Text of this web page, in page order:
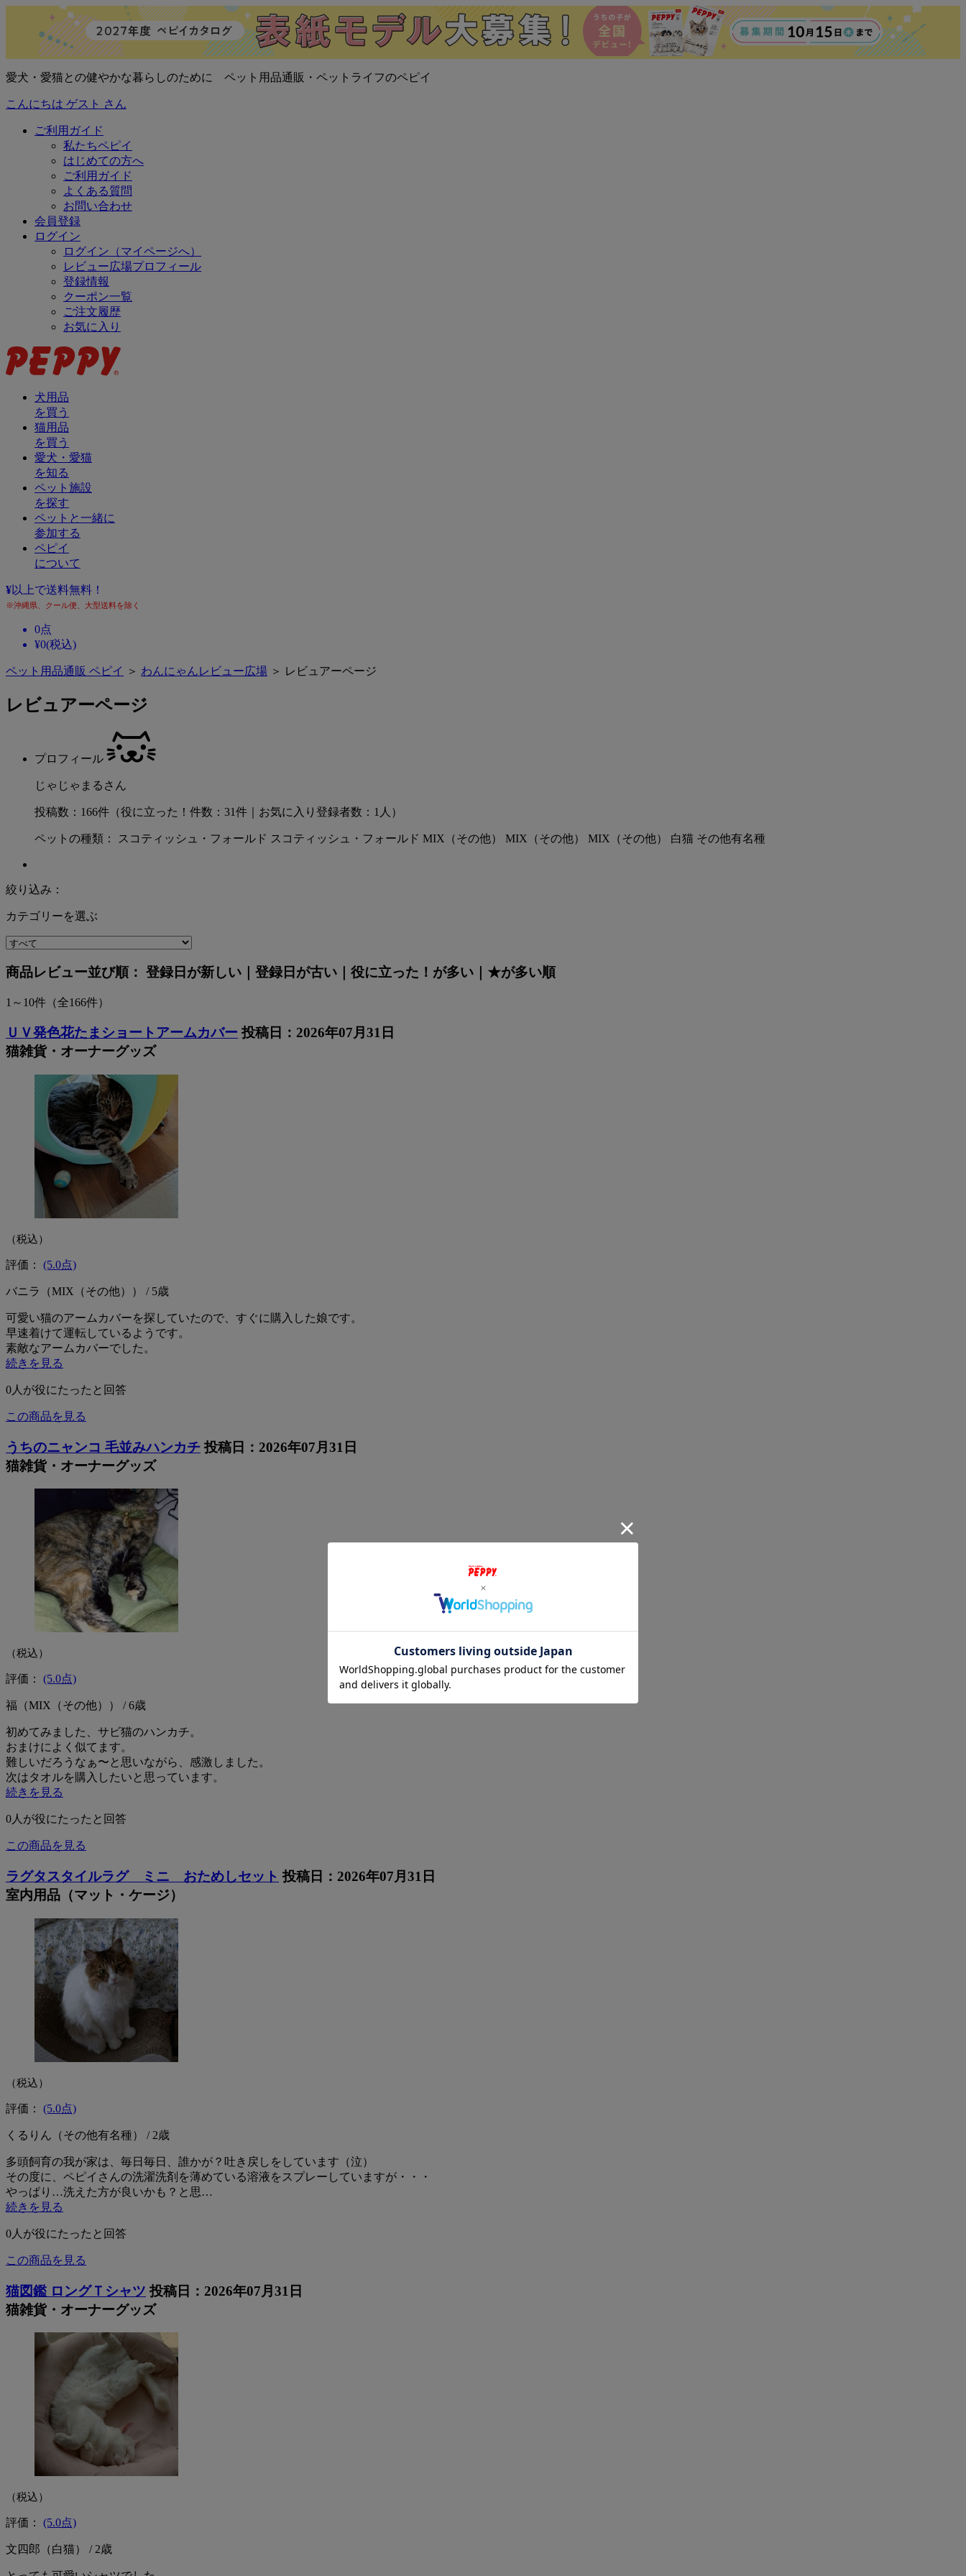
愛犬・愛猫との健やかな暮らしのために ペット用品通販・ペットライフのペピイ
こんにちは ゲスト さん
ご利用ガイド
私たちペピイ
はじめての方へ
ご利用ガイド
よくある質問
お問い合わせ
会員登録
ログイン
ログイン（マイページへ）
レビュー広場プロフィール
登録情報
クーポン一覧
ご注文履歴
お気に入り
犬用品
を買う
猫用品
を買う
愛犬・愛猫
を知る
ペット施設
を探す
ペットと一緒に
参加する
ペピイ
について
¥以上で送料無料！
※沖縄県、クール便、大型送料を除く
0点
¥0(税込)
ペット用品通販 ペピイ ＞ わんにゃんレビュー広場 ＞ レビュアーページ
レビュアーページ
プロフィール
じゃじゃまるさん
投稿数：166件（役に立った！件数：31件｜お気に入り登録者数：1人）
ペットの種類： スコティッシュ・フォールド スコティッシュ・フォールド MIX（その他） MIX（その他） MIX（その他） 白猫 その他有名種
絞り込み：
カテゴリーを選ぶ
商品レビュー並び順： 登録日が新しい 登録日が古い 役に立った！が多い ★が多い順
1～10件 （全166件）
ＵＶ発色花たまショートアームカバー 投稿日：2026年07月31日
猫雑貨・オーナーグッズ
（税込）
評価： (5.0点)
バニラ（MIX（その他）） / 5歳
可愛い猫のアームカバーを探していたので、すぐに購入した娘です。
早速着けて運転しているようです。
素敵なアームカバーでした。
続きを見る
0 人が役にたったと回答
この商品を見る
うちのニャンコ 毛並みハンカチ 投稿日：2026年07月31日
猫雑貨・オーナーグッズ
（税込）
評価： (5.0点)
福（MIX（その他）） / 6歳
初めてみました、サビ猫のハンカチ。
おまけによく似てます。
難しいだろうなぁ〜と思いながら、感激しました。
次はタオルを購入したいと思っています。
続きを見る
0人が役にたったと回答
この商品を見る
ラグタスタイルラグ ミニ おためしセット 投稿日：2026年07月31日
室内用品（マット・ケージ）
（税込）
評価： (5.0点)
くるりん（その他有名種） / 2歳
多頭飼育の我が家は、毎日毎日、誰かが？吐き戻しをしています（泣）
その度に、ペピイさんの洗濯洗剤を薄めている溶液をスプレーしていますが・・・
やっぱり…洗えた方が良いかも？と思…
続きを見る
0 人が役にたったと回答
この商品を見る
猫図鑑 ロングＴシャツ 投稿日：2026年07月31日
猫雑貨・オーナーグッズ
（税込）
評価： (5.0点)
文四郎（白猫） / 2歳